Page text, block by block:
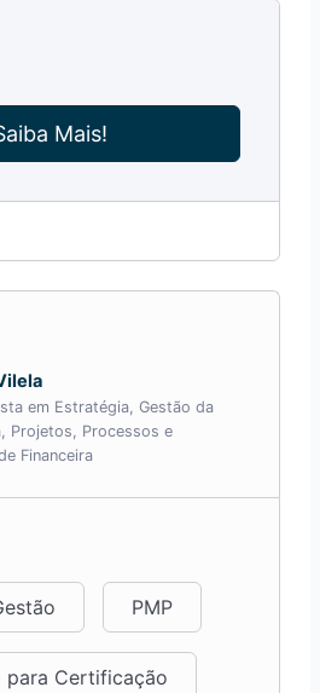
Mais!
em Estratégia, Gestão da
Projetos, Processos e
Financeira
PMP
para Certificação